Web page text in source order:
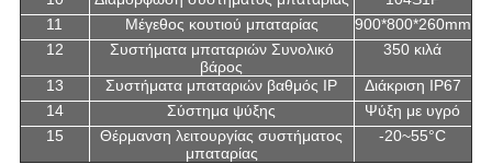
11
Μέγεθος κουτιού μπαταρίας
900*800*260mm
12
Συστήματα μπαταριών Συνολικό
βάρος
350 κιλά
13 Συστήματα μπαταριών βαθμός IP
Διάκριση IP67
14
Σύστημα ψύξης
Ψύξη με υγρό
15
Θέρμανση λειτουργίας συστήματος
μπαταρίας
-20~55°C